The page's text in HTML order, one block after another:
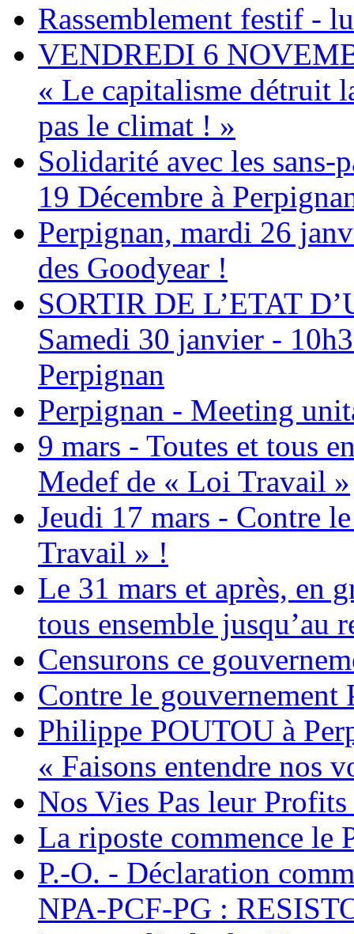
Rassemblement festif -
VENDREDI 6
« Le capitalisme détruit
pas le climat ! »
Solidarité avec les sans-
19 Décembre à
Perpignan, mardi 26
des Goodyear !
SORTIR DE L’ETAT
Samedi 30 janvier -
Perpignan
Perpignan - Meeting
9 mars - Toutes et tous
Medef de « Loi Travail »
Jeudi 17 mars - Contre
Travail » !
Le 31 mars et après, en
tous ensemble
Censurons ce
Contre le
Philippe POUTOU à
« Faisons entendre nos
Nos Vies Pas leur
La riposte commence le
P.-O. - Déclaration
NPA-PCF-PG :